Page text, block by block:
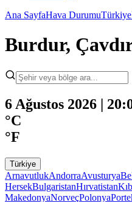
Ana SayfaHava DurumuTürkiye
Burdur,
6 Ağustos 2026 |
°C
°F
Türkiye
ArnavutlukAndorraAvusturya
HersekBulgaristanHırvatistan
MakedonyaNorveçPolonya